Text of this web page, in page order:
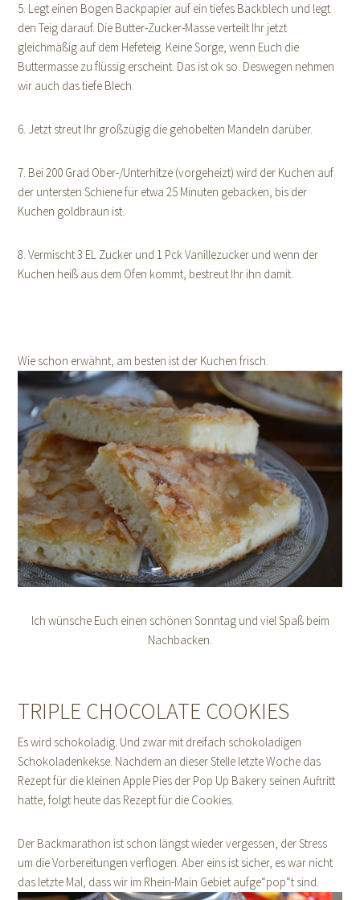
5. Legt einen Bogen Backpapier auf ein tiefes Backblech und legt
den Teig darauf. Die Butter-Zucker-Masse verteilt Ihr jetzt
gleichmäßig auf dem Hefeteig. Keine Sorge, wenn Euch die
Buttermasse zu flüssig erscheint. Das ist ok so. Deswegen nehmen
wir auch das tiefe Blech.
6. Jetzt streut Ihr großzügig die gehobelten Mandeln darüber.
7. Bei 200 Grad Ober-/Unterhitze (vorgeheizt) wird der Kuchen auf
der untersten Schiene für etwa 25 Minuten gebacken, bis der
Kuchen goldbraun ist.
8. Vermischt 3 EL Zucker und 1 Pck Vanillezucker und wenn der
Kuchen heiß aus dem Ofen kommt, bestreut Ihr ihn damit.
Wie schon erwähnt, am besten ist der Kuchen frisch.
Ich wünsche Euch einen schönen Sonntag und viel Spaß beim
Nachbacken.
TRIPLE CHOCOLATE COOKIES
Es wird schokoladig. Und zwar mit dreifach schokoladigen
Schokoladenkekse. Nachdem an dieser Stelle letzte Woche das
Rezept für die kleinen Apple Pies der Pop Up Bakery seinen Auftritt
hatte, folgt heute das Rezept für die Cookies.
Der Backmarathon ist schon längst wieder vergessen, der Stress
um die Vorbereitungen verflogen. Aber eins ist sicher, es war nicht
das letzte Mal, dass wir im Rhein-Main Gebiet aufge“pop“t sind.